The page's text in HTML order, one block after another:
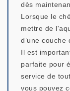
dès
Lorsque le
mettre de
d’une couche
Il est
parfaite pour
service de
vous pouvez